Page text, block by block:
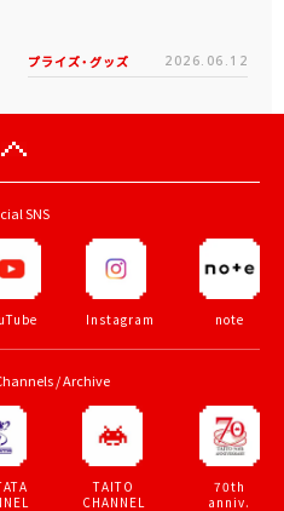
プライズ・グッズ 2026.06.12
SNS
Instagram note
/ Archive
TAITO
CHANNEL
70th
anniv.